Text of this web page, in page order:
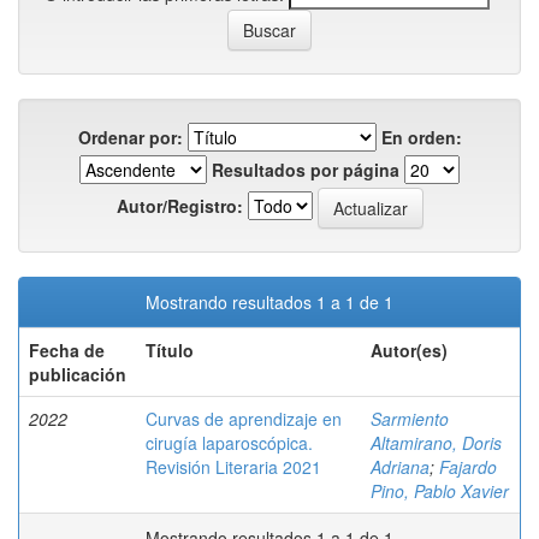
Ordenar por:
En orden:
Resultados por página
Autor/Registro:
Mostrando resultados 1 a 1 de 1
Fecha de
publicación
Título Autor(es)
2022
Curvas de aprendizaje en
cirugía laparoscópica.
Revisión Literaria 2021
Sarmiento
Altamirano, Doris
Adriana; Fajardo
Pino, Pablo Xavier